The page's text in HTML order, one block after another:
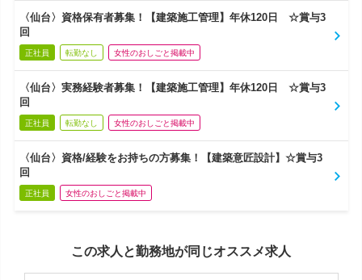
〈仙台〉資格保有者募集！【建築施工管理】年休120日 ☆賞与3
回
正社員 転勤なし 女性のおしごと掲載中
〈仙台〉実務経験者募集！【建築施工管理】年休120日 ☆賞与3
回
正社員 転勤なし 女性のおしごと掲載中
〈仙台〉資格/経験をお持ちの方募集！【建築意匠設計】☆賞与3
回
正社員 女性のおしごと掲載中
この求人と勤務地が同じオススメ求人